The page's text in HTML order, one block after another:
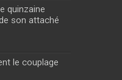
quinzaine
son attaché
le couplage